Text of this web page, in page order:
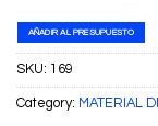
AÑADIR AL PRESUPUESTO
SKU: 169
Category: MATERIAL